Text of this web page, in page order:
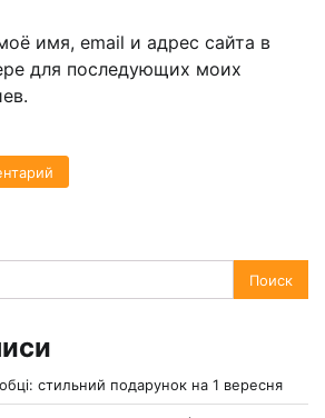
имя, email и адрес сайта в
для последующих моих
стильний подарунок на 1 вересня